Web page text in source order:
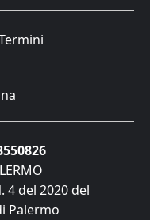
4 del 2020 del
Palermo